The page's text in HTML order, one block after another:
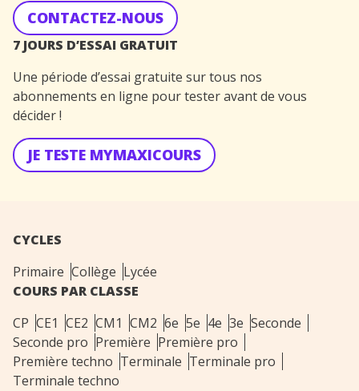
CONTACTEZ-NOUS
7 JOURS D’ESSAI GRATUIT
Une période d’essai gratuite sur tous nos
abonnements en ligne pour tester avant de vous
décider !
JE TESTE MYMAXICOURS
CYCLES
Primaire Collège Lycée
COURS PAR CLASSE
CP CE1 CE2 CM1 CM2 6e 5e 4e 3e Seconde
Seconde pro Première Première pro
Première techno Terminale Terminale pro
Terminale techno